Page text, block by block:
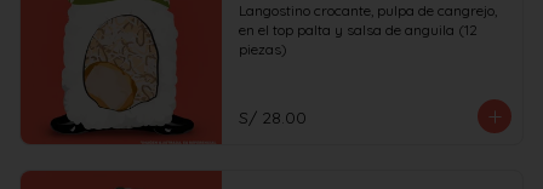
Langostino crocante, pulpa de cangrejo,
en el top palta y salsa de anguila (12
piezas)
S/ 28.00